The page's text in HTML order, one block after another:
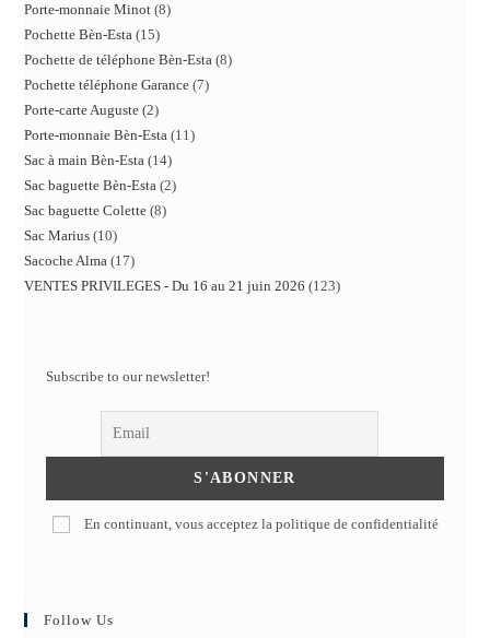
Porte-monnaie Minot 8
Pochette Bèn-Esta 15
Pochette de téléphone Bèn-Esta 8
Pochette téléphone Garance 7
Porte-carte Auguste 2
Porte-monnaie Bèn-Esta 11
Sac à main Bèn-Esta 14
Sac baguette Bèn-Esta 2
Sac baguette Colette 8
Sac Marius 10
Sacoche Alma 17
VENTES PRIVILEGES - Du 16 au 21 juin 2026 123
Subscribe to our newsletter!
En continuant, vous acceptez la politique de confidentialité
Follow Us